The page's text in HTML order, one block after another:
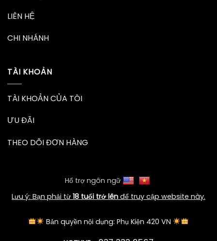
LIÊN HỆ
CHI NHÁNH
TÀI KHOẢN
TÀI KHOẢN CỦA TÔI
ƯU ĐÃI
THEO DÕI ĐƠN HÀNG
Hổ trợ ngôn ngữ
Lưu ý: Bạn phải từ 18 tuổi trở lên để truy cập website này.
Bản quyền nội dụng: Phụ Kiện 420 VN